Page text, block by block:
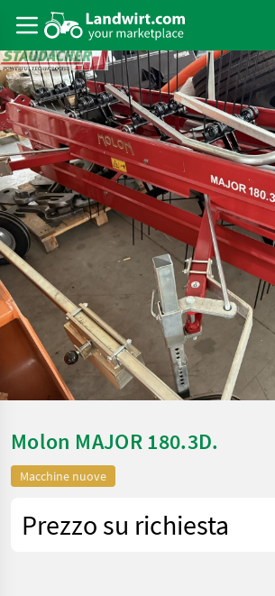
Molon MAJOR 180.3D.
Macchine nuove
Prezzo su richiesta